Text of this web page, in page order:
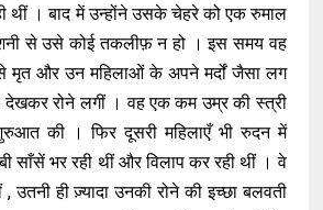
थीं । बाद में उन्होंने उसके चेहरे को एक रुमाल
से उसे कोई तकलीफ़ न हो । इस समय वह
से मृत और उन महिलाओं के अपने मर्दों जैसा लग
देखकर रोने लगीं । वह एक कम उम्र की स्त्री
की । फिर दूसरी महिलाएँ भी रुदन में
साँसें भर रही थीं और विलाप कर रही थीं । वे
उतनी ही ज़्यादा उनकी रोने की इच्छा बलवती